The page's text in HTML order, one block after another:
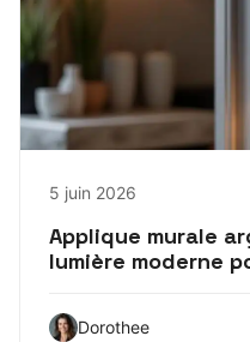
5 juin 2026
Applique murale
lumière moderne
Dorothee